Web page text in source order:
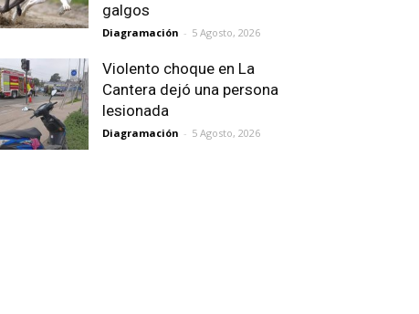
galgos
Diagramación - 5 Agosto, 2026
Violento choque en La
Cantera dejó una persona
lesionada
Diagramación - 5 Agosto, 2026